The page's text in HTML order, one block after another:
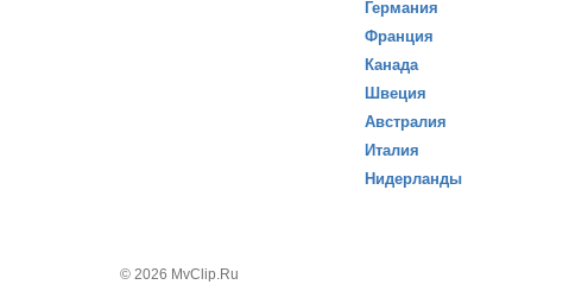
Германия
Франция
Канада
Швеция
Австралия
Италия
Нидерланды
© 2026 MvClip.Ru